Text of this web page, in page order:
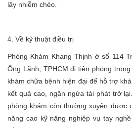
lây nhiễm chéo.
4. Về kỹ thuật điều trị
Phòng Khám Khang Thịnh ở số 114
Ông Lãnh, TPHCM đi tiên phong
khám chữa bệnh hiện đại để hỗ trợ
kết quả cao, ngăn ngừa tái phát trở
phòng khám còn thường xuyên được
năng cao kỹ năng nghiệp vụ tay